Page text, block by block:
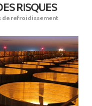
RISQUES
de refroidissement